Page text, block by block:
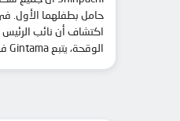
الحلقة 28
الحلقة 29
الحلقة 30
اكتشاف أن نائب
الوقحة، يتبع Gintama فريق Yorozuya خلال المزيد من مغامراتهم السيئة في عالم Edo النابض بالحياة والمليء بالكائنات الفضائية.